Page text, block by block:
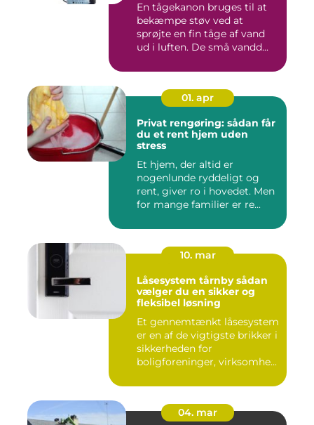
En tågekanon bruges til at
bekæmpe støv ved at
sprøjte en fin tåge af vand
ud i luften. De små vandd...
01. apr
Privat rengøring: sådan får
du et rent hjem uden
stress
Et hjem, der altid er
nogenlunde ryddeligt og
rent, giver ro i hovedet. Men
for mange familier er re...
10. mar
Låsesystem tårnby sådan
vælger du en sikker og
fleksibel løsning
Et gennemtænkt låsesystem
er en af de vigtigste brikker i
sikkerheden for
boligforeninger, virksomhe...
04. mar